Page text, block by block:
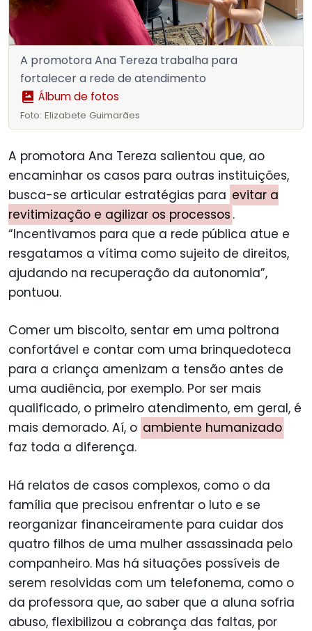
A promotora Ana Tereza trabalha para
fortalecer a rede de atendimento
Álbum de fotos
Foto: Elizabete Guimarães
A promotora Ana Tereza salientou que, ao
encaminhar os casos para outras instituições,
busca-se articular estratégias para evitar a
revitimização e agilizar os processos .
“Incentivamos para que a rede pública atue e
resgatamos a vítima como sujeito de direitos,
ajudando na recuperação da autonomia”,
pontuou.
Comer um biscoito, sentar em uma poltrona
confortável e contar com uma brinquedoteca
para a criança amenizam a tensão antes de
uma audiência, por exemplo. Por ser mais
qualificado, o primeiro atendimento, em geral, é
mais demorado. Aí, o ambiente humanizado
faz toda a diferença.
Há relatos de casos complexos, como o da
família que precisou enfrentar o luto e se
reorganizar financeiramente para cuidar dos
quatro filhos de uma mulher assassinada pelo
companheiro. Mas há situações possíveis de
serem resolvidas com um telefonema, como o
da professora que, ao saber que a aluna sofria
abuso, flexibilizou a cobrança das faltas, por